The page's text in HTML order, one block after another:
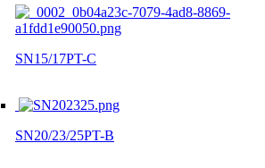
SN15/17PT-C
SN20/23/25PT-B